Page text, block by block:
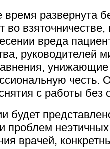
развернута
во
вреда
руководителей
с работы без
будет
проблем
врачей,